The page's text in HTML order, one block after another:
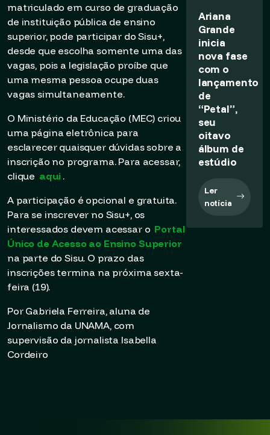
matriculado em curso de graduação
de instituição pública de ensino
superior, pode participar do Sisu+,
desde que escolha somente uma das
vagas, pois a legislação proíbe que
uma mesma pessoa ocupe duas
vagas simultaneamente.
O Ministério da Educação (MEC) criou
uma página eletrônica para
esclarecer quaisquer dúvidas sobre a
inscrição no programa. Para acessar,
clique aqui .
A participação é opcional e gratuita.
Para se inscrever no Sisu+, os
interessados devem acessar o Portal
Único de Acesso ao Ensino Superior
na parte do Sisu. O prazo das
inscrições termina na próxima sexta-
feira (19).
Por Gabriela Ferreira, aluna de
Jornalismo da UNAMA, com
supervisão da jornalista Isabella
Cordeiro
Ariana
Grande
inicia
nova fase
com o
lançamento
de
“Petal”,
seu
oitavo
álbum de
estúdio
Ler
notícia